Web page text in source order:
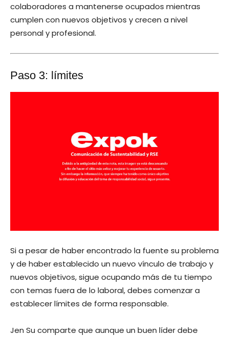
colaboradores a mantenerse ocupados mientras
cumplen con nuevos objetivos y crecen a nivel
personal y profesional.
Paso 3: límites
Si a pesar de haber encontrado la fuente su problema
y de haber establecido un nuevo vínculo de trabajo y
nuevos objetivos, sigue ocupando más de tu tiempo
con temas fuera de lo laboral, debes comenzar a
establecer límites de forma responsable.
Jen Su comparte que aunque un buen líder debe